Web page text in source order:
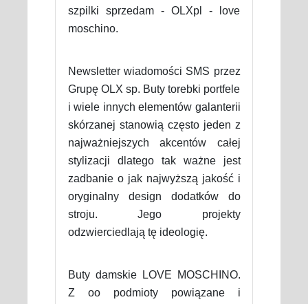
szpilki sprzedam - OLXpl - love
moschino.
Newsletter wiadomości SMS przez
Grupę OLX sp. Buty torebki portfele
i wiele innych elementów galanterii
skórzanej stanowią często jeden z
najważniejszych akcentów całej
stylizacji dlatego tak ważne jest
zadbanie o jak najwyższą jakość i
oryginalny design dodatków do
stroju. Jego projekty
odzwierciedlają tę ideologię.
Buty damskie LOVE MOSCHINO.
Z oo podmioty powiązane i